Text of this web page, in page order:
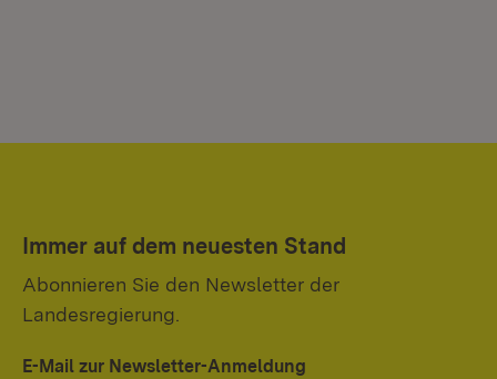
Immer auf dem neuesten Stand
Abonnieren Sie den Newsletter der
Landesregierung.
E-Mail zur Newsletter-Anmeldung